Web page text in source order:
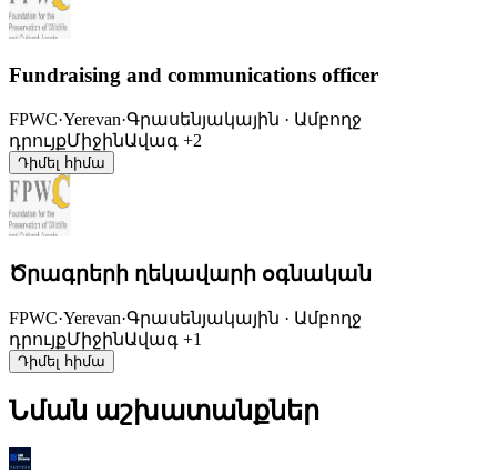
Fundraising and communications officer
FPWC·Yerevan·Գրասենյակային · Ամբողջ
դրույքՄիջինԱվագ +2
Դիմել հիմա
Ծրագրերի ղեկավարի օգնական
FPWC·Yerevan·Գրասենյակային · Ամբողջ
դրույքՄիջինԱվագ +1
Դիմել հիմա
Նման աշխատանքներ